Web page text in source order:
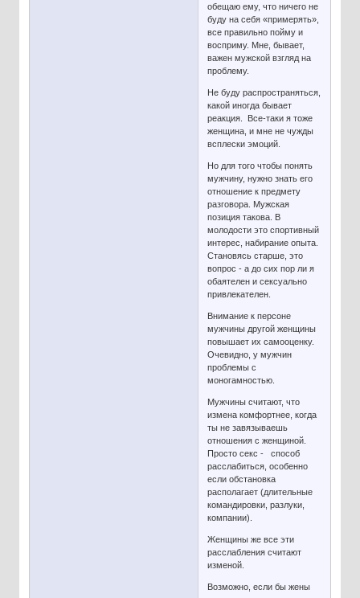
обещаю ему, что ничего не
буду на себя «примерять»,
все правильно пойму и
восприму. Мне, бывает,
важен мужской взгляд на
проблему.
Не буду распространяться,
какой иногда бывает
реакция. Все-таки я тоже
женщина, и мне не чужды
всплески эмоций.
Но для того чтобы понять
мужчину, нужно знать его
отношение к предмету
разговора. Мужская
позиция такова. В
молодости это спортивный
интерес, набирание опыта.
Становясь старше, это
вопрос - а до сих пор ли я
обаятелен и сексуально
привлекателен.
Внимание к персоне
мужчины другой женщины
повышает их самооценку.
Очевидно, у мужчин
проблемы с
моногамностью.
Мужчины считают, что
измена комфортнее, когда
ты не завязываешь
отношения с женщиной.
Просто секс - способ
расслабиться, особенно
если обстановка
располагает (длительные
командировки, разлуки,
компании).
Женщины же все эти
расслабления считают
изменой.
Возможно, если бы жены